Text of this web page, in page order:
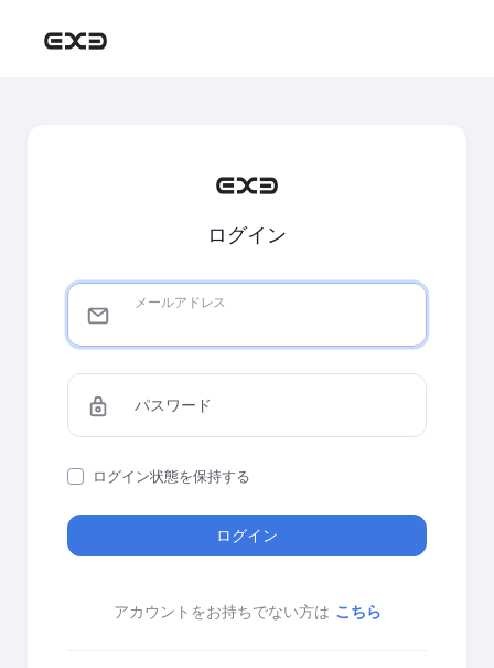
ログイン
メールアドレス
パスワード
ログイン状態を保持する
ログイン
アカウントをお持ちでない方は こちら